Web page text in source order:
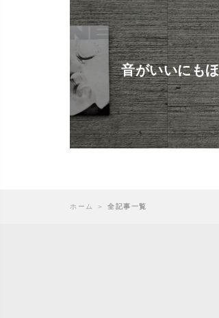
音がいいにも
ホーム ＞ 全記事一覧